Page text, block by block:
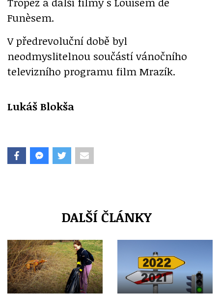
Funèsem.
V předrevoluční době byl
neodmyslitelnou součástí vánočního
televizního programu film Mrazík.
Lukáš Blokša
DALŠÍ ČLÁNKY